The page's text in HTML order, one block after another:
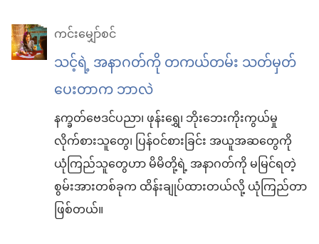
ကင်းမျှော်စင်
သင့်ရဲ့ အနာဂတ်ကို တကယ်တမ်း သတ်မှတ်
ပေးတာက ဘာလဲ
နက္ခတ်ဗေဒင်ပညာ၊ ဖုန်းရွှေ၊ ဘိုးဘေးကိုးကွယ်မှု
လိုက်စားသူတွေ၊ ပြန်ဝင်စားခြင်း အယူအဆတွေကို
ယုံကြည်သူတွေဟာ မိမိတို့ရဲ့ အနာဂတ်ကို မမြင်ရတဲ့
စွမ်းအားတစ်ခုက ထိန်းချုပ်ထားတယ်လို့ ယုံကြည်တာ
ဖြစ်တယ်။